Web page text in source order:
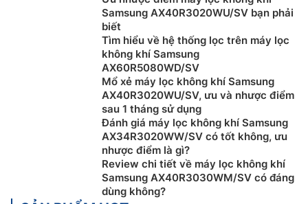
Samsung AX40R3020WU/SV bạn phải
biết
Tìm hiểu về hệ thống lọc trên máy lọc
không khí Samsung
AX60R5080WD/SV
Mổ xẻ máy lọc không khí Samsung
AX40R3020WU/SV, ưu và nhược điểm
sau 1 tháng sử dụng
Đánh giá máy lọc không khí Samsung
AX34R3020WW/SV có tốt không, ưu
nhược điểm là gì?
Review chi tiết về máy lọc không khí
Samsung AX40R3030WM/SV có đáng
dùng không?